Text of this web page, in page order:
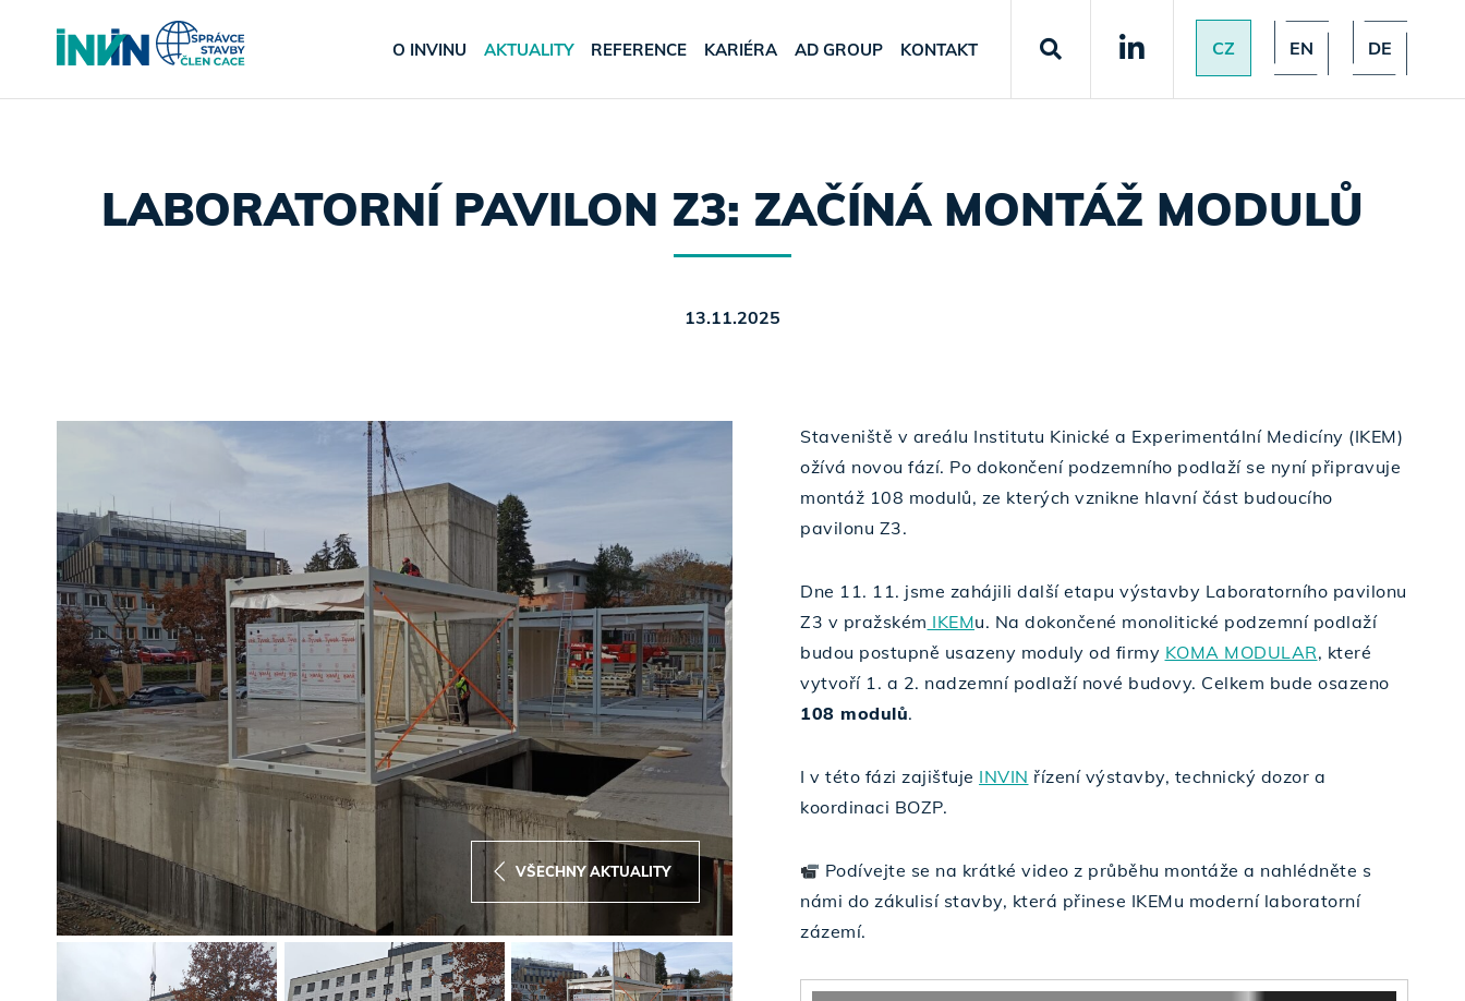
O INVINU AKTUALITY REFERENCE KARIÉRA AD GROUP KONTAKT CZ EN DE
LABORATORNÍ PAVILON Z3: ZAČÍNÁ MONTÁŽ MODULŮ
13.11.2025
VŠECHNY AKTUALITY
Staveniště v areálu Institutu Kinické a Experimentální Medicíny (IKEM)
ožívá novou fází. Po dokončení podzemního podlaží se nyní připravuje
montáž 108 modulů, ze kterých vznikne hlavní část budoucího
pavilonu Z3.
Dne 11. 11. jsme zahájili další etapu výstavby Laboratorního pavilonu
Z3 v pražském IKEMu. Na dokončené monolitické podzemní podlaží
budou postupně usazeny moduly od firmy KOMA MODULAR, které
vytvoří 1. a 2. nadzemní podlaží nové budovy. Celkem bude osazeno
108 modulů.
I v této fázi zajišťuje INVIN řízení výstavby, technický dozor a
koordinaci BOZP.
Podívejte se na krátké video z průběhu montáže a nahlédněte s
námi do zákulisí stavby, která přinese IKEMu moderní laboratorní
zázemí.